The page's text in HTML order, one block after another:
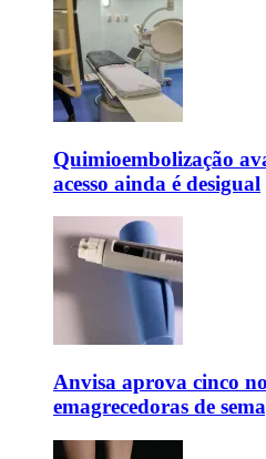
Quimioembolização
acesso ainda é desigual
Anvisa aprova cinco
emagrecedoras de